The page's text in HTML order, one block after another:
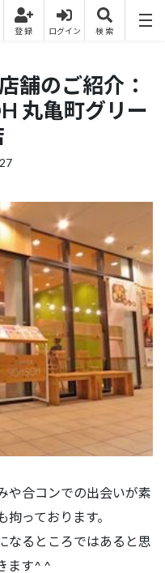
舗のご紹介：
丸亀町グリー
や合コンでの出会いが素
っております。
なるところではあると思
ます^ ^